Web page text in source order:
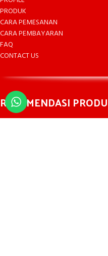
PRODUK
CARA PEMESANAN
CARA PEMBAYARAN
FAQ
CONTACT US
REKOMENDASI